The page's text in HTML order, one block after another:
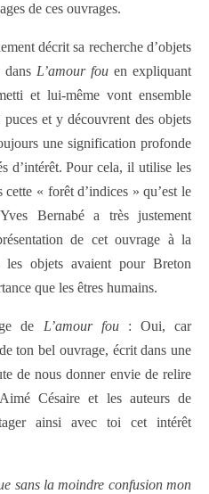
de ces ouvrages.
décrit sa recherche d’objets
L’amour fouen expliquant
et lui-même vont ensemble
et y découvrent des objets
une signification profonde
d’intérêt. Pour cela, il utilise les
« forêt d’indices » qu’est le
Bernabé a très justement
de cet ouvrage à la
les objets avaient pour Breton
que les êtres humains.
de L’amour fou : Oui, car
ton bel ouvrage, écrit dans une
de nous donner envie de relire
Césaire et les auteurs de
ainsi avec toi cet intérêt
sans la moindre confusion mon